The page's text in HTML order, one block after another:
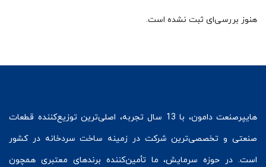
هنوز بررسی‌ای ثبت نشده است.
هایپرصنعت
دامون، با 13 سال تجربه، اصلی‌ترین توزیع‌کننده قطعات
صنعتی و تخصصی‌ترین شرکت در زمینه ساخت سردخانه در کشور
است. در حوزه سرمایش، ما تأمین‌کننده برندهای معتبری همچون